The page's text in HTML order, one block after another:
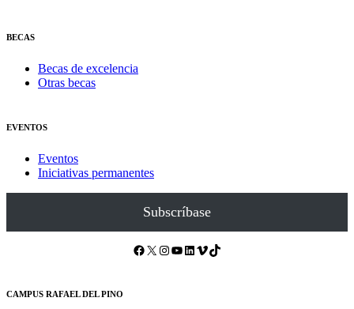
BECAS
Becas de excelencia
Otras becas
EVENTOS
Eventos
Iniciativas permanentes
Subscríbase
Facebook X Instagram YouTube LinkedIn Vimeo TikTok
CAMPUS RAFAEL DEL PINO